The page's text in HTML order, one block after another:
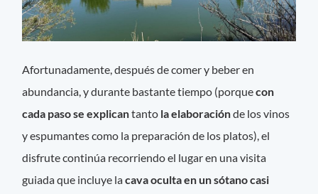
Afortunadamente, después de comer y beber en
abundancia, y durante bastante tiempo (porquecon
cada paso se explicantanto la elaboraciónde los vinos
y espumantes como la preparación de los platos), el
disfrute continúa recorriendo el lugar en una visita
guiada que incluye lacava oculta en un sótano casi